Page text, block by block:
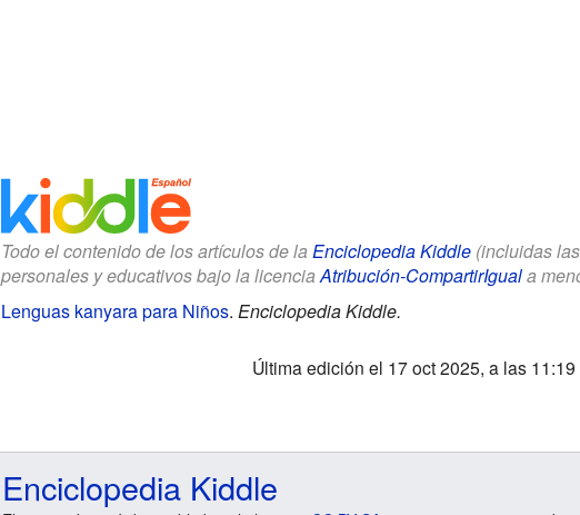
Todo el contenido de los artículos de la Enciclopedia Kiddle(incluidas
personales y educativos bajo la licenciaAtribución-CompartirIguala
Lenguas kanyara para Niños. Enciclopedia Kiddle.
Última edición el 17 oct 2025, a las 11:19
Enciclopedia Kiddle